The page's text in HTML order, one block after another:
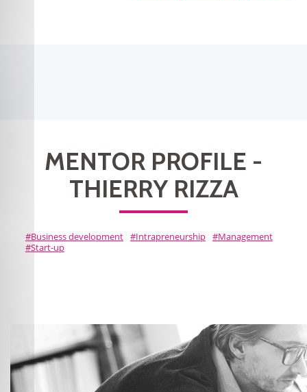
MENTOR PROFILE -
THIERRY RIZZA
Business development Intrapreneurship
Management
Start-up